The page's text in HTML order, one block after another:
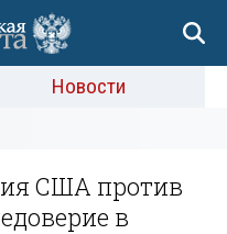
Новости
США против
в